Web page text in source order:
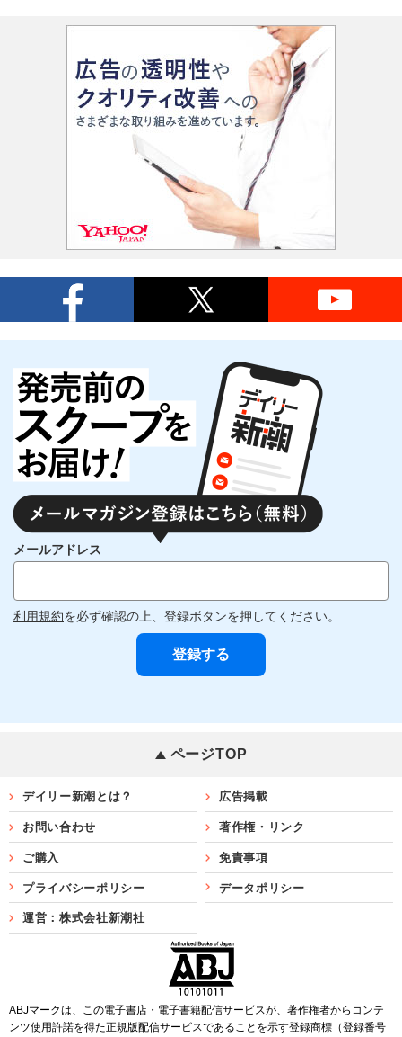
メールアドレス
利用規約を必ず確認の上、登録ボタンを押してください。
ページTOP
デイリー新潮とは？ 広告掲載
お問い合わせ 著作権・リンク
ご購入 免責事項
プライバシーポリシー データポリシー
運営：株式会社新潮社
ABJマークは、この電子書店・電子書籍配信サービスが、著作権者からコンテ
ンツ使用許諾を得た正規版配信サービスであることを示す登録商標（登録番号